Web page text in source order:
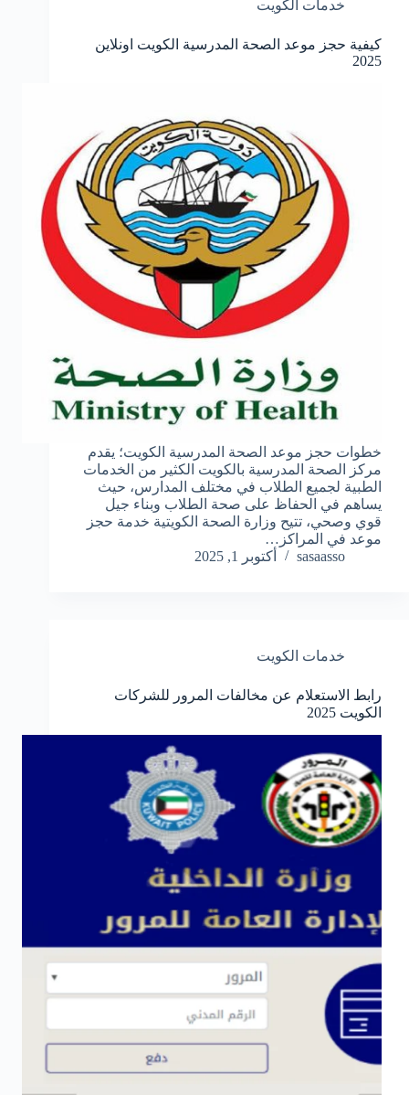
خدمات الكويت
كيفية حجز موعد الصحة المدرسية الكويت اونلاين
2025
خطوات حجز موعد الصحة المدرسية الكويت؛ يقدم
مركز الصحة المدرسية بالكويت الكثير من الخدمات
الطبية لجميع الطلاب في مختلف المدارس، حيث
يساهم في الحفاظ على صحة الطلاب وبناء جيل
قوي وصحي، تتيح وزارة الصحة الكويتية خدمة حجز
موعد في المراكز…
sasaasso
أكتوبر 1, 2025
خدمات الكويت
رابط الاستعلام عن مخالفات المرور للشركات
الكويت 2025